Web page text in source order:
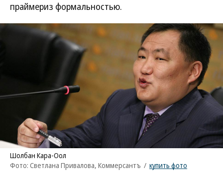
праймериз формальностью.
Шолбан Кара-Оол
Фото: Светлана Привалова, Коммерсантъ / купить фото